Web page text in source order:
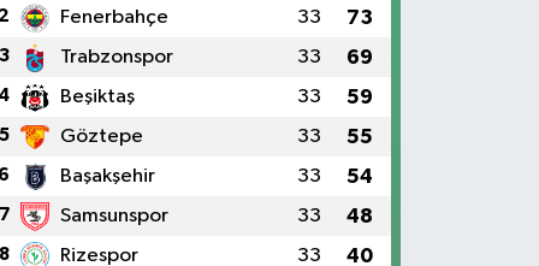
Fenerbahçe 33 73
3 Trabzonspor 33 69
Beşiktaş 33 59
5 Göztepe 33 55
Başakşehir 33 54
7 Samsunspor 33 48
8 Rizespor 33 40